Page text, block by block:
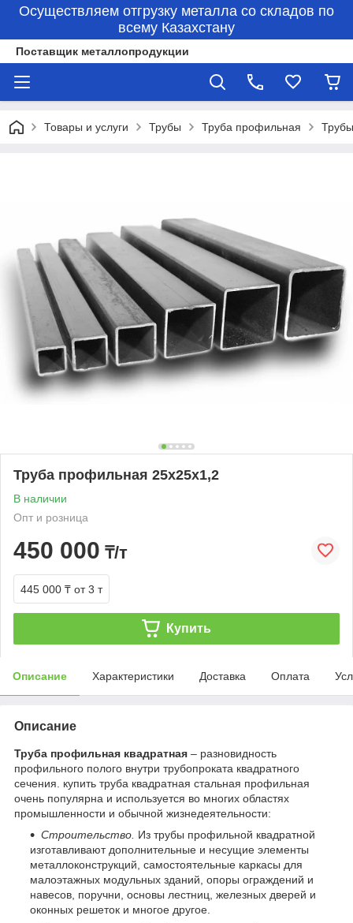
Осуществляем отгрузку металла со складов по
всему Казахстану
Поставщик металлопродукции
Товары и услуги Трубы Труба профильная
Труба профильная 25х25х1,2
В наличии
Опт и розница
450 000 ₸/т
445 000 ₸ от 3 т
Купить
Описание Характеристики Доставка Оплата
Описание
Труба профильная квадратная – разновидность
профильного полого внутри трубопроката квадратного
сечения. купить труба квадратная стальная профильная
очень популярна и используется во многих областях
промышленности и обычной жизнедеятельности:
Строительство. Из трубы профильной квадратной
изготавливают дополнительные и несущие элементы
металлоконструкций, самостоятельные каркасы для
малоэтажных модульных зданий, опоры ограждений и
навесов, поручни, основы лестниц, железных дверей и
оконных решеток и многое другое.